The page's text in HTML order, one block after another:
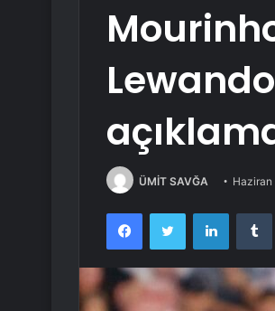
ÜMİT SAVĞA
FacebookTwitter LinkedIn